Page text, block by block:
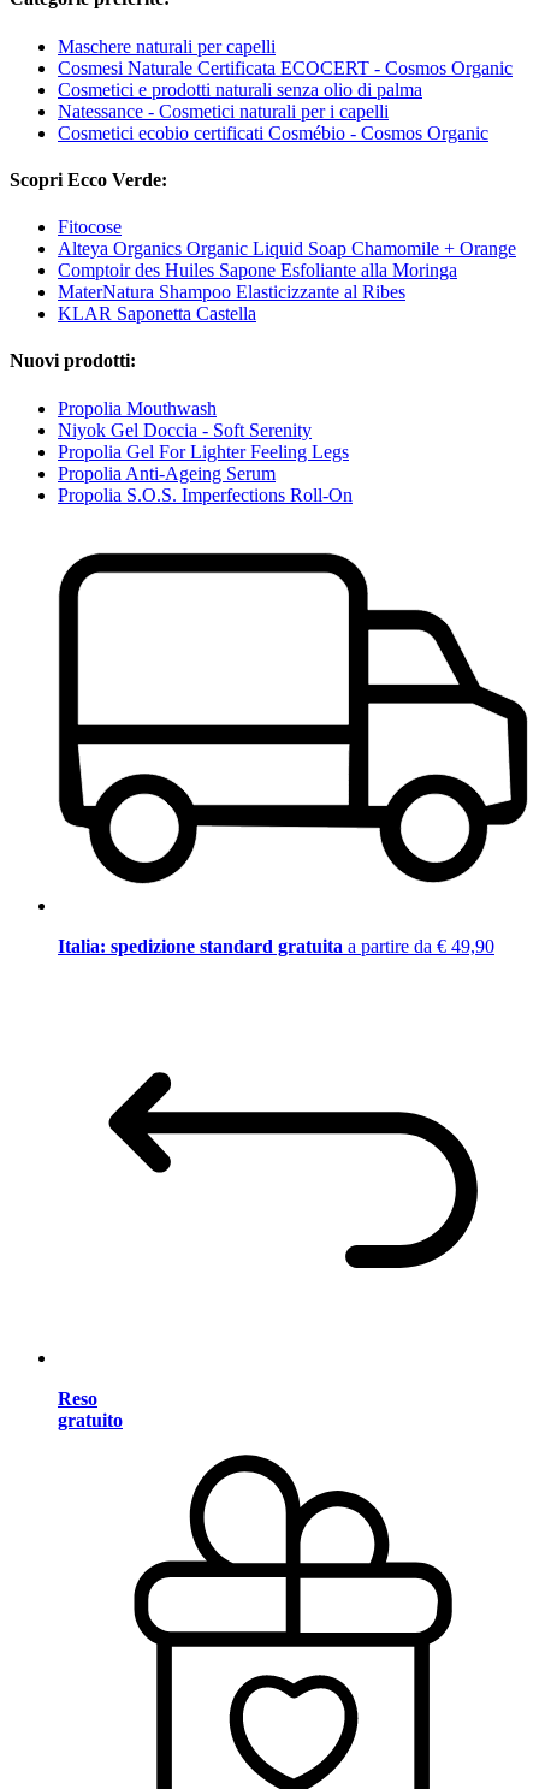
Maschere naturali per capelli
Cosmesi Naturale Certificata ECOCERT - Cosmos Organic
Cosmetici e prodotti naturali senza olio di palma
Natessance - Cosmetici naturali per i capelli
Cosmetici ecobio certificati Cosmébio - Cosmos Organic
Scopri Ecco Verde:
Fitocose
Alteya Organics Organic Liquid Soap Chamomile + Orange
Comptoir des Huiles Sapone Esfoliante alla Moringa
MaterNatura Shampoo Elasticizzante al Ribes
KLAR Saponetta Castella
Nuovi prodotti:
Propolia Mouthwash
Niyok Gel Doccia - Soft Serenity
Propolia Gel For Lighter Feeling Legs
Propolia Anti-Ageing Serum
Propolia S.O.S. Imperfections Roll-On
Italia: spedizione standard gratuita a partire da € 49,90
Reso
gratuito